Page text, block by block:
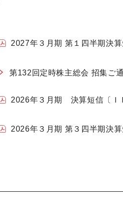
2027年３月期 第１四半期決
第132回定時株主総会 招集ご
2026年３月期 決算短信〔Ｉ
2026年３月期 第３四半期決